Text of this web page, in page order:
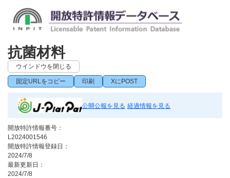
抗菌材料
ウインドウを閉じる
固定URLをコピー 印刷 XにPOST
公開公報を見る 経過情報を見る
開放特許情報番号：
L2024001546
開放特許情報登録日：
2024/7/8
最新更新日：
2024/7/8